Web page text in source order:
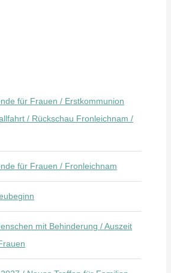
für Frauen / Erstkommunion
/ Rückschau Fronleichnam /
für Frauen / Fronleichnam
mit Behinderung / Auszeit